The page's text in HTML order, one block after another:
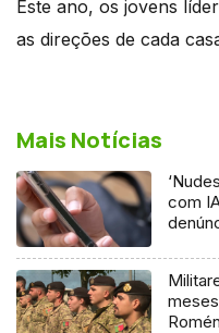
Este ano, os jovens
as direções de cada
Mais Notícias
com